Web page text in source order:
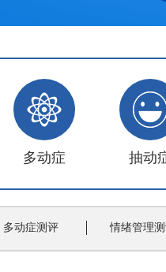
多动症 抽动
多动症测评 情绪管理